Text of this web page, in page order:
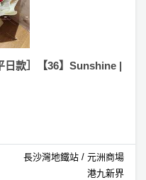
款］【36】Sunshine |
長沙灣地鐵站 / 元洲商場
港九新界